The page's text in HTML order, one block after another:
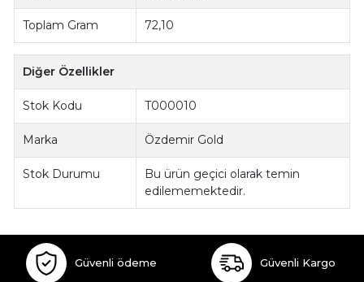
Toplam Gram 72,10
Diğer Özellikler
Stok Kodu T000010
Marka Özdemir Gold
Stok Durumu
Bu ürün geçici olarak temin
edilememektedir.
Güvenli ödeme Güvenli Kargo